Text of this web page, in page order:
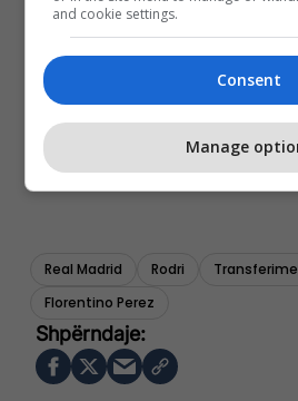
Real Madrid Rodri
Florentino Perez
and cookie settings.
Consent
Manage